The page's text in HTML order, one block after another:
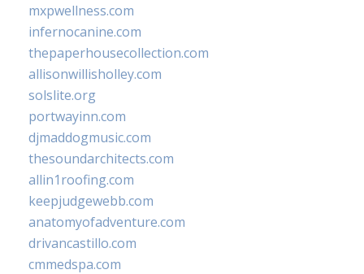
mxpwellness.com
infernocanine.com
thepaperhousecollection.com
allisonwillisholley.com
solslite.org
portwayinn.com
djmaddogmusic.com
thesoundarchitects.com
allin1roofing.com
keepjudgewebb.com
anatomyofadventure.com
drivancastillo.com
cmmedspa.com